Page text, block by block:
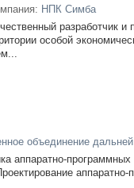
НПК Симба
разработчик
особой
объединение
аппаратно-